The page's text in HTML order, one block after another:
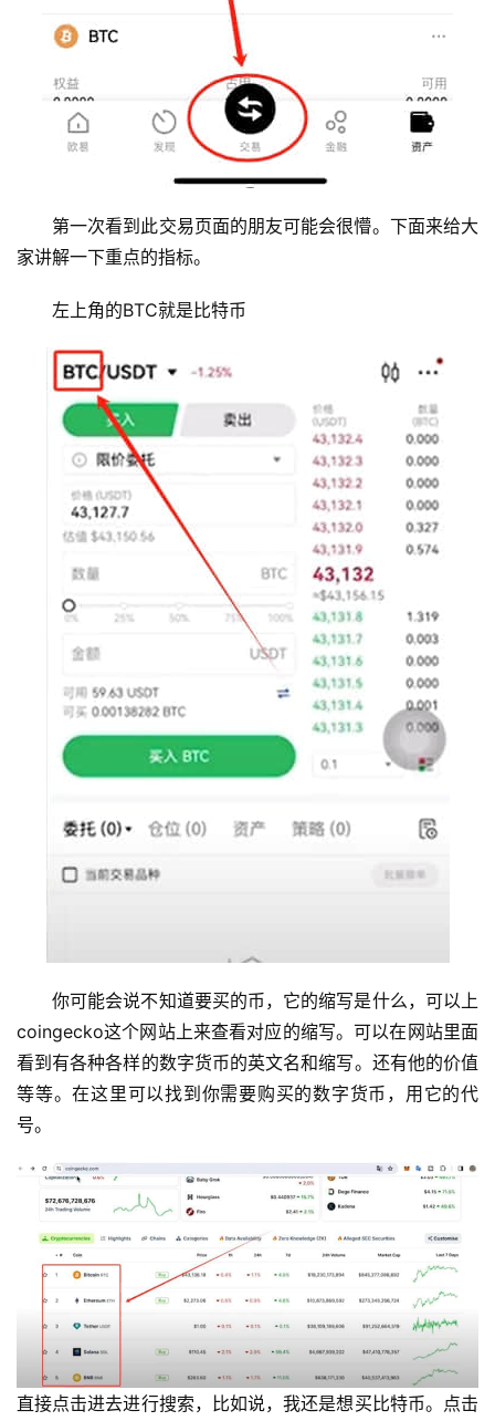
第一次看到此交易页面的朋友可能会很懵。下面来给大
家讲解一下重点的指标。
左上角的BTC就是比特币
你可能会说不知道要买的币，它的缩写是什么，可以上
coingecko这个网站上来查看对应的缩写。可以在网站里面
看到有各种各样的数字货币的英文名和缩写。还有他的价值
等等。在这里可以找到你需要购买的数字货币，用它的代
号。
直接点击进去进行搜索，比如说，我还是想买比特币。点击